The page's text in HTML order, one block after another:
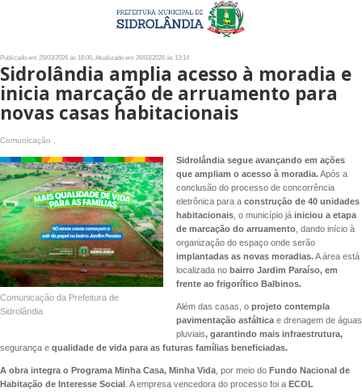
Publicado em 25/03/2026 às 18:00, Atualizado em 26/03/2026 às 13:14
Sidrolândia amplia acesso à moradia e
inicia marcação de arruamento para
novas casas habitacionais
Comunicação ,
Comunicação da Prefeitura de
Sidrolândia
Sidrolândia segue avançando em ações
que ampliam o acesso à moradia.Após a
conclusão do processo de concorrência
eletrônica para a construção de 40 unidades
habitacionais, o município já iniciou a etapa
de marcação do arruamento, dando início à
organização do espaço onde serão
implantadas as novas moradias.A área está
localizada nobairro Jardim Paraíso, em
frente ao frigorífico Balbinos.
Além das casas, o projeto contempla
pavimentação asfáltica e drenagem de águas
pluviais, garantindo mais infraestrutura,
segurança e qualidade de vida para as futuras famílias beneficiadas.
A obra integra o Programa Minha Casa, Minha Vida , por meio do Fundo Nacional de
Habitação de Interesse Social
. A empresa vencedora do processo foi a ECOL